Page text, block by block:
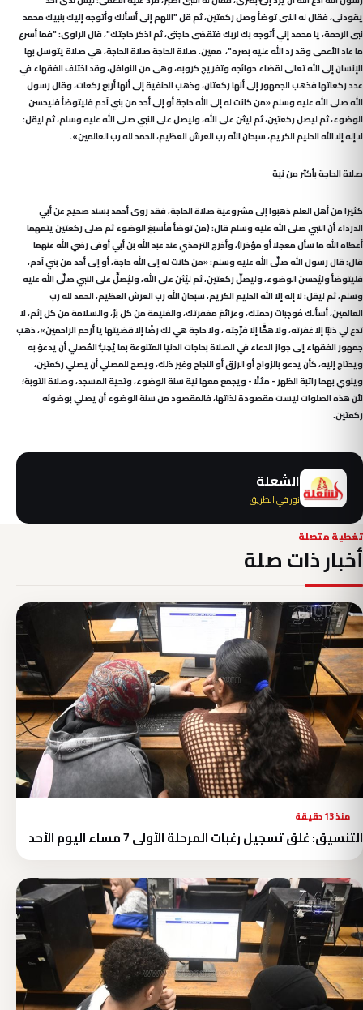
يقودنى، فقال له النبى توضأ وصل ركعتين، ثم قل "اللهم إنى أسألك وأتوجه إليك بنبيك محمد
نبى الرحمة، يا محمد إني أتوجه بك لربك فتقضى حاجتى، ثم اذكر حاجتك"، قال الراوى: "فما أسرع
ما عاد الأعمى وقد رد الله عليه بصره"، معين. صلاة الحاجة صلاة الحاجة، هي صلاة يتوسل بها
الإنسان إلى الله تعالى لقضاء حوائجه وتفريج كروبه، وهى من النوافل، وقد اختلف الفقهاء في
عدد ركعاتها فذهب الجمهور إلى أنها ركعتان، وذهب الحنفية إلى أنها أربع ركعات، وقال رسول
الله صلى الله عليه وسلم «من كانت له إلى الله حاجة أو إلى أحد من بني آدم فليتوضأ فليحسن
الوضوء، ثم ليصل ركعتين، ثم ليثن على الله، وليصل على النبي صلى الله عليه وسلم، ثم ليقل:
لا إله إلا الله الحليم الكريم، سبحان الله رب العرش العظيم، الحمد لله رب العالمين».
صلاة الحاجة بأكثر من نية
كثيرا من أهل العلم ذهبوا إلى مشروعية صلاة الحاجة، فقد روى أحمد بسند صحيح عن أبي
الدرداء أن النبي صلى الله عليه وسلم قال: (من توضأ فأسبغ الوضوء ثم صلى ركعتين يتمهما
أعطاه الله ما سأل معجلا أو مؤخرا)، وأخرج الترمذي عند عبد الله بن أبي أوفى رضي الله عنهما
قال: قال رسول الله صلّى الله عليه وسلم: «من كانت له إلى الله حاجة، أو إلى أحد من بني آدم،
فليتوضأ وليُحسن الوضوء، وليصلّ ركعتين، ثم ليُثن على الله، وليُصلِّ على النبي صلّى الله عليه
وسلم، ثم ليقل: لا إله إلا الله الحليم الكريم، سبحان الله رب العرش العظيم، الحمد لله رب
العالمين، أسألك مُوجِبات رحمتك، وعزائمَ مغفرتك، والغنيمة من كل برّ، والسلامة من كل إثم، لا
تدع لي ذنبًا إلا غفرته، ولا همًَّا إلا فرَّجته ، ولا حاجة هي لك رضًا إلا قضيتها يا أرحم الراحمين»، ذهب
جمهور الفقهاء إلى جواز الدعاء في الصلاة بحاجات الدنيا المتنوعة بما يُحِبُّ المُصلي أن يدعوَ به
ويحتاج إليه، كأن يدعو بالزواج أو الرزق أو النجاح وغير ذلك، ويصح للمصلي أن يصلي ركعتين،
وينوي بهما راتبة الظهر - مثلًا - ويجمع معها نية سنة الوضوء، وتحية المسجد، وصلاة التوبة؛
لأن هذه الصلوات ليست مقصودة لذاتها، فالمقصود من سنة الوضوء أن يصلي بوضوئه
ركعتين.
الشعلة
نور في الطريق
تغطية متصلة
أخبار ذات صلة
منذ 13 دقيقة
التنسيق: غلق تسجيل رغبات المرحلة الأولى 7 مساء اليوم الأحد